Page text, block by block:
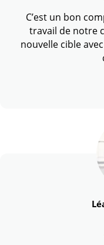
C’est un bon
travail de notre
nouvelle cible